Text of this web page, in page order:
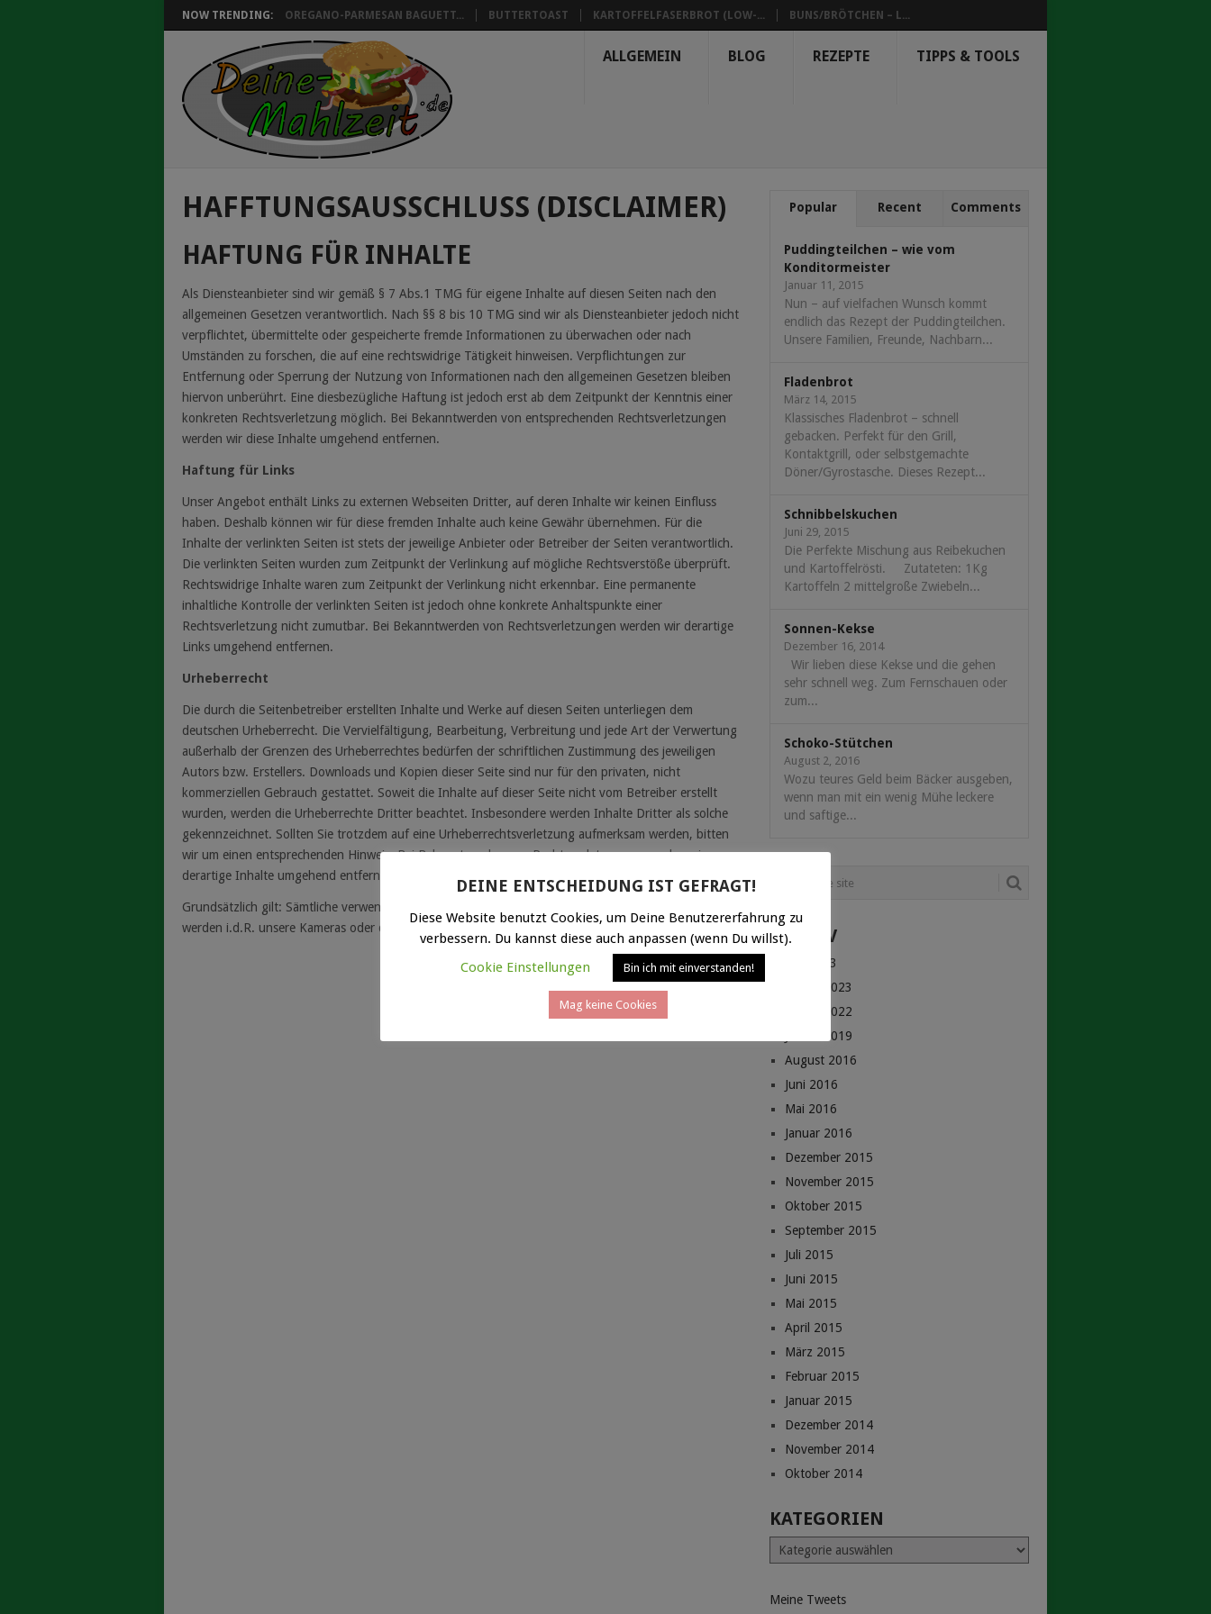
NOW TRENDING: OREGANO-PARMESAN BAGUETT... BUTTERTOAST KARTOFFELFASERBROT (LOW-... BUNS/BRÖTCHEN – L...
ALLGEMEIN BLOG REZEPTE TIPPS & TOOLS
HAFFTUNGSAUSSCHLUSS (DISCLAIMER)
HAFTUNG FÜR INHALTE
Als Diensteanbieter sind wir gemäß § 7 Abs.1 TMG für eigene Inhalte auf diesen Seiten nach den
allgemeinen Gesetzen verantwortlich. Nach §§ 8 bis 10 TMG sind wir als Diensteanbieter jedoch nicht
verpflichtet, übermittelte oder gespeicherte fremde Informationen zu überwachen oder nach
Umständen zu forschen, die auf eine rechtswidrige Tätigkeit hinweisen. Verpflichtungen zur
Entfernung oder Sperrung der Nutzung von Informationen nach den allgemeinen Gesetzen bleiben
hiervon unberührt. Eine diesbezügliche Haftung ist jedoch erst ab dem Zeitpunkt der Kenntnis einer
konkreten Rechtsverletzung möglich. Bei Bekanntwerden von entsprechenden Rechtsverletzungen
werden wir diese Inhalte umgehend entfernen.
Haftung für Links
Unser Angebot enthält Links zu externen Webseiten Dritter, auf deren Inhalte wir keinen Einfluss
haben. Deshalb können wir für diese fremden Inhalte auch keine Gewähr übernehmen. Für die
Inhalte der verlinkten Seiten ist stets der jeweilige Anbieter oder Betreiber der Seiten verantwortlich.
Die verlinkten Seiten wurden zum Zeitpunkt der Verlinkung auf mögliche Rechtsverstöße überprüft.
Rechtswidrige Inhalte waren zum Zeitpunkt der Verlinkung nicht erkennbar. Eine permanente
inhaltliche Kontrolle der verlinkten Seiten ist jedoch ohne konkrete Anhaltspunkte einer
Rechtsverletzung nicht zumutbar. Bei Bekanntwerden von Rechtsverletzungen werden wir derartige
Links umgehend entfernen.
Urheberrecht
Die durch die Seitenbetreiber erstellten Inhalte und Werke auf diesen Seiten unterliegen dem
deutschen Urheberrecht. Die Vervielfältigung, Bearbeitung, Verbreitung und jede Art der Verwertung
außerhalb der Grenzen des Urheberrechtes bedürfen der schriftlichen Zustimmung des jeweiligen
Autors bzw. Erstellers. Downloads und Kopien dieser Seite sind nur für den privaten, nicht
kommerziellen Gebrauch gestattet. Soweit die Inhalte auf dieser Seite nicht vom Betreiber erstellt
wurden, werden die Urheberrechte Dritter beachtet. Insbesondere werden Inhalte Dritter als solche
gekennzeichnet. Sollten Sie trotzdem auf eine Urheberrechtsverletzung aufmerksam werden, bitten
wir um einen entsprechenden Hinweis. Bei Bekanntwerden von Rechtsverletzungen werden wir
derartige Inhalte umgehend entfernen.
Grundsätzlich gilt: Sämtliche verwendete Bilder, Fotos und Grafiken sind selbst erstellt! Hierfür
werden i.d.R. unsere Kameras oder das Open-Source-Programm Inkscape verwendet.
Popular Recent Comments
Puddingteilchen – wie vom
Konditormeister
Januar 11, 2015
Nun – auf vielfachen Wunsch kommt
endlich das Rezept der Puddingteilchen.
Unsere Familien, Freunde, Nachbarn...
Fladenbrot
März 14, 2015
Klassisches Fladenbrot – schnell
gebacken. Perfekt für den Grill,
Kontaktgrill, oder selbstgemachte
Döner/Gyrostasche. Dieses Rezept...
Schnibbelskuchen
Juni 29, 2015
Die Perfekte Mischung aus Reibekuchen
und Kartoffelrösti. Zutateten: 1Kg
Kartoffeln 2 mittelgroße Zwiebeln...
Sonnen-Kekse
Dezember 16, 2014
Wir lieben diese Kekse und die gehen
sehr schnell weg. Zum Fernschauen oder
zum...
Schoko-Stütchen
August 2, 2016
Wozu teures Geld beim Bäcker ausgeben,
wenn man mit ein wenig Mühe leckere
und saftige...
ARCHIV
Mai 2023
Januar 2023
Januar 2022
Januar 2019
August 2016
Juni 2016
Mai 2016
Januar 2016
Dezember 2015
November 2015
Oktober 2015
September 2015
Juli 2015
Juni 2015
Mai 2015
April 2015
März 2015
Februar 2015
Januar 2015
Dezember 2014
November 2014
Oktober 2014
KATEGORIEN
Kategorien
Meine Tweets
DEINE ENTSCHEIDUNG IST GEFRAGT!
Diese Website benutzt Cookies, um Deine Benutzererfahrung zu
verbessern. Du kannst diese auch anpassen (wenn Du willst).
Cookie Einstellungen
Bin ich mit einverstanden!
Mag keine Cookies